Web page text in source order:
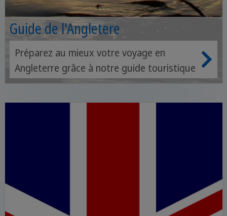
Guide de l'Angletere
Préparez au mieux votre voyage en
Angleterre grâce à notre guide touristique